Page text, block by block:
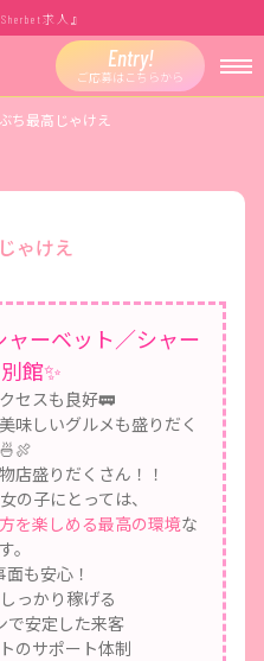
Sherbet求人』
Entry!
ご応募はこちらから
ち最高じゃけえ
ゃけえ
ーベット／シャー
館✨
セスも良好🚃
味しいグルメも盛りだく
店盛りだくさん！！
の子にとっては、
を楽しめる最高の環境な
。
も安心！
っかり稼げる
で安定した来客
のサポート体制